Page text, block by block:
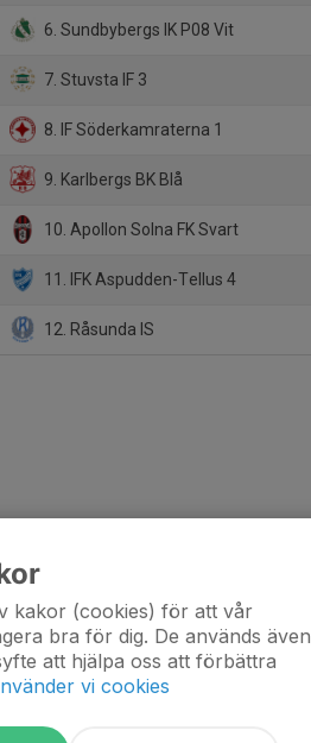
6. Sundbybergs IK P08 Vit
7. Stuvsta IF 3
8. IF Söderkamraterna 1
9. Karlbergs BK Blå
10. Apollon Solna FK Svart
11. IFK Aspudden-Tellus 4
12. Råsunda IS
kakor (cookies) för att vår
bra för dig. De används även
att hjälpa oss att förbättra
vi cookies